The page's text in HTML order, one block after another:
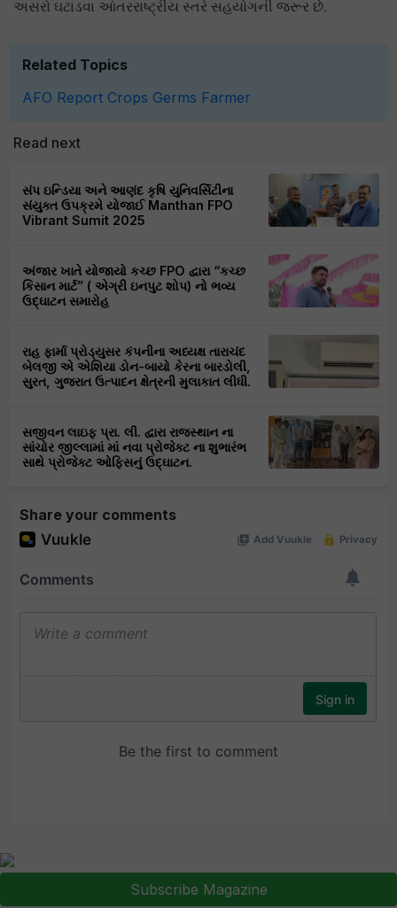
અસરો ઘટાડવા આંતરરાષ્ટ્રીય સ્તરે સહયોગની જરૂર છે.
Related Topics
AFO Report Crops Germs Farmer
Read next
સંપ ઇન્ડિયા અને આણંદ કૃષિ યુનિવર્સિટીના
સંયુક્ત ઉપક્રમે યોજાઈ Manthan FPO
Vibrant Sumit 2025
અંજાર ખાતે યોજાયો કચ્છ FPO દ્વારા “કચ્છ
કિસાન માર્ટ” ( એગ્રી ઇનપુટ શોપ) નો ભવ્ય
ઉદ્ઘાટન સમારોહ
રાહ ફાર્મા પ્રોડ્યુસર કંપનીના અધ્યક્ષ તારાચંદ
બેલજી એ એશિયા ડોન-બાયો કેરના બારડોલી,
સુરત, ગુજરાત ઉત્પાદન ક્ષેત્રની મુલાકાત લીધી.
સજીવન લાઇફ પ્રા. લી. દ્વારા રાજસ્થાન ના
સાંચોર જીલ્લામાં માં નવા પ્રોજેક્ટ ના શુભારંભ
સાથે પ્રોજેક્ટ ઓફિસનું ઉદ્ઘાટન.
Share your comments
Subscribe Magazine